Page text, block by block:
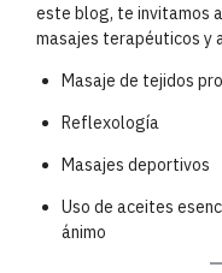
este blog, te invitamos
masajes terapéuticos y
Masaje de tejidos
Reflexología
Masajes deportivos
Uso de aceites
ánimo